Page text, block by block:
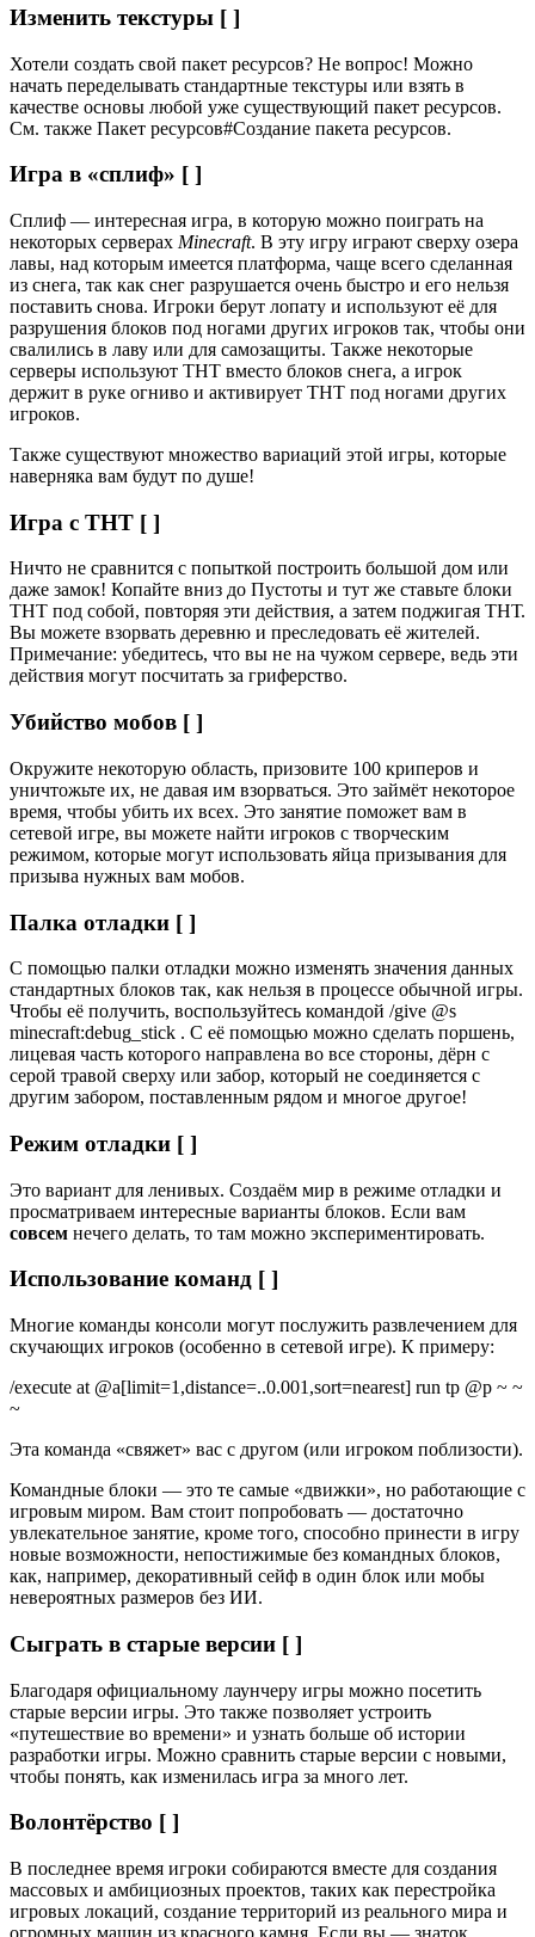
Изменить текстуры [ ]
Хотели создать свой пакет ресурсов? Не вопрос! Можно
начать переделывать стандартные текстуры или взять в
качестве основы любой уже существующий пакет ресурсов.
См. также Пакет ресурсов#Создание пакета ресурсов.
Игра в «сплиф» [ ]
Сплиф — интересная игра, в которую можно поиграть на
некоторых серверах Minecraft. В эту игру играют сверху озера
лавы, над которым имеется платформа, чаще всего сделанная
из снега, так как снег разрушается очень быстро и его нельзя
поставить снова. Игроки берут лопату и используют её для
разрушения блоков под ногами других игроков так, чтобы они
свалились в лаву или для самозащиты. Также некоторые
серверы используют ТНТ вместо блоков снега, а игрок
держит в руке огниво и активирует ТНТ под ногами других
игроков.
Также существуют множество вариаций этой игры, которые
наверняка вам будут по душе!
Игра с ТНТ [ ]
Ничто не сравнится с попыткой построить большой дом или
даже замок! Копайте вниз до Пустоты и тут же ставьте блоки
ТНТ под собой, повторяя эти действия, а затем поджигая ТНТ.
Вы можете взорвать деревню и преследовать её жителей.
Примечание: убедитесь, что вы не на чужом сервере, ведь эти
действия могут посчитать за гриферство.
Убийство мобов [ ]
Окружите некоторую область, призовите 100 криперов и
уничтожьте их, не давая им взорваться. Это займёт некоторое
время, чтобы убить их всех. Это занятие поможет вам в
сетевой игре, вы можете найти игроков с творческим
режимом, которые могут использовать яйца призывания для
призыва нужных вам мобов.
Палка отладки [ ]
С помощью палки отладки можно изменять значения данных
стандартных блоков так, как нельзя в процессе обычной игры.
Чтобы её получить, воспользуйтесь командой /give @s
minecraft:debug_stick . С её помощью можно сделать поршень,
лицевая часть которого направлена во все стороны, дёрн с
серой травой сверху или забор, который не соединяется с
другим забором, поставленным рядом и многое другое!
Режим отладки [ ]
Это вариант для ленивых. Создаём мир в режиме отладки и
просматриваем интересные варианты блоков. Если вам
совсем нечего делать, то там можно экспериментировать.
Использование команд [ ]
Многие команды консоли могут послужить развлечением для
скучающих игроков (особенно в сетевой игре). К примеру:
/execute at @a[limit=1,distance=..0.001,sort=nearest] run tp @p ~ ~
~
Эта команда «свяжет» вас с другом (или игроком поблизости).
Командные блоки — это те самые «движки», но работающие с
игровым миром. Вам стоит попробовать — достаточно
увлекательное занятие, кроме того, способно принести в игру
новые возможности, непостижимые без командных блоков,
как, например, декоративный сейф в один блок или мобы
невероятных размеров без ИИ.
Сыграть в старые версии [ ]
Благодаря официальному лаунчеру игры можно посетить
старые версии игры. Это также позволяет устроить
«путешествие во времени» и узнать больше об истории
разработки игры. Можно сравнить старые версии с новыми,
чтобы понять, как изменилась игра за много лет.
Волонтёрство [ ]
В последнее время игроки собираются вместе для создания
массовых и амбициозных проектов, таких как перестройка
игровых локаций, создание территорий из реального мира и
огромных машин из красного камня. Если вы — знаток